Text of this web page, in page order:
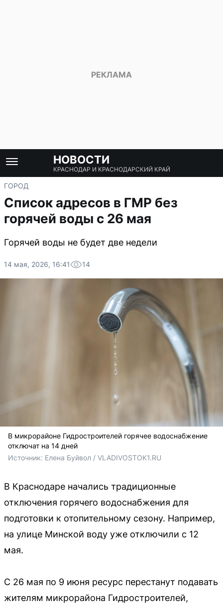
НОВОСТИ
КРАСНОДАР И КРАСНОДАРСКИЙ КРАЙ
ГОРОД
Список адресов в ГМР без
горячей воды с 26 мая
Горячей воды не будет две недели
14 мая, 2026, 16:41 14
В микрорайоне Гидростроителей горячее водоснабжение
отключат на 14 дней
Источник: Елена Буйвол / VLADIVOSTOK1.RU
В Краснодаре начались традиционные
отключения горячего водоснабжения для
подготовки к отопительному сезону. Например,
на улице Минской воду уже отключили с 12
мая.
С 26 мая по 9 июня ресурс перестанут подавать
жителям микрорайона Гидростроителей,